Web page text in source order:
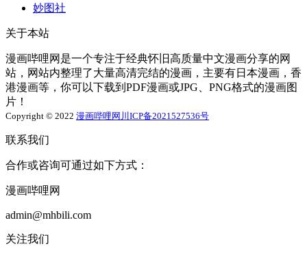
妙图社
关于本站
漫画哔哩网是一个专注于经典怀旧高质量中文漫画分享的网
站，网站内整理了大量高清完结的漫画，主要有日本漫画，香
港漫画等，你可以下载到PDF漫画或JPG、PNG格式的漫画图
片！
Copyright © 2022 漫画哔哩网 川ICP备2021527536号
联系我们
合作或咨询可通过如下方式：
漫画哔哩网
admin@mhbili.com
关注我们